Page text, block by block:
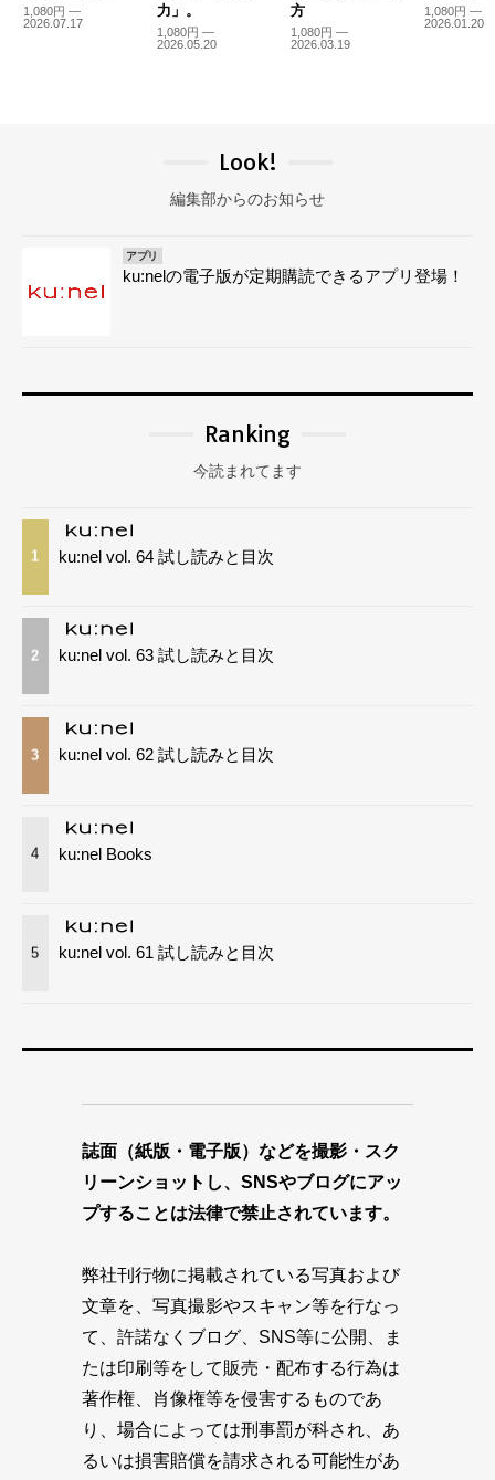
1,080円 —
2026.07.17
力」。
1,080円 —
2026.05.20
方
1,080円 —
2026.03.19
1,080円 —
2026.01.20
Look!
編集部からのお知らせ
アプリ
ku:nelの電子版が定期購読できるアプリ登場！
Ranking
今読まれてます
1 ku:nel vol. 64 試し読みと目次
2 ku:nel vol. 63 試し読みと目次
3 ku:nel vol. 62 試し読みと目次
4 ku:nel Books
5 ku:nel vol. 61 試し読みと目次
誌面（紙版・電子版）などを撮影・スク
リーンショットし、SNSやブログにアッ
プすることは法律で禁止されています。
弊社刊行物に掲載されている写真および
文章を、写真撮影やスキャン等を行なっ
て、許諾なくブログ、SNS等に公開、ま
たは印刷等をして販売・配布する行為は
著作権、肖像権等を侵害するものであ
り、場合によっては刑事罰が科され、あ
るいは損害賠償を請求される可能性があ